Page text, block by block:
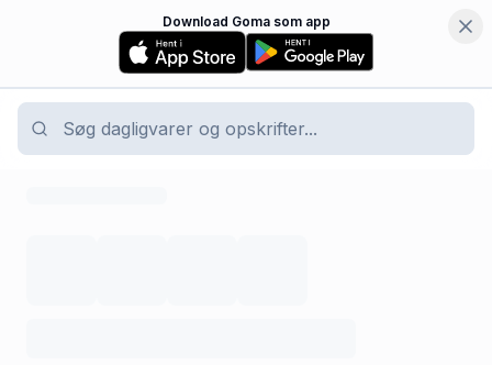
Download Goma som app